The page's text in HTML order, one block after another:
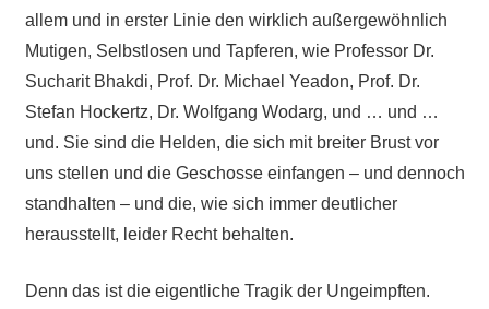
allem und in erster Linie den wirklich außergewöhnlich
Mutigen, Selbstlosen und Tapferen, wie Professor Dr.
Sucharit Bhakdi, Prof. Dr. Michael Yeadon, Prof. Dr.
Stefan Hockertz, Dr. Wolfgang Wodarg, und … und …
und. Sie sind die Helden, die sich mit breiter Brust vor
uns stellen und die Geschosse einfangen – und dennoch
standhalten – und die, wie sich immer deutlicher
herausstellt, leider Recht behalten.
Denn das ist die eigentliche Tragik der Ungeimpften.